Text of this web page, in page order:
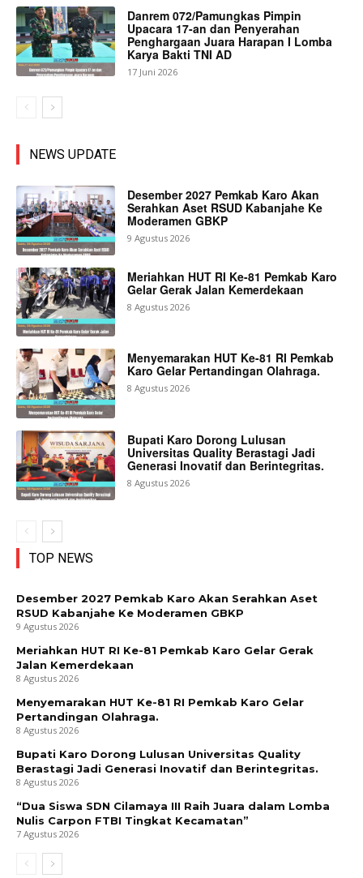
Danrem 072/Pamungkas Pimpin
Upacara 17-an dan Penyerahan
Penghargaan Juara Harapan I Lomba
Karya Bakti TNI AD
17 Juni 2026
NEWS UPDATE
Desember 2027 Pemkab Karo Akan
Serahkan Aset RSUD Kabanjahe Ke
Moderamen GBKP
9 Agustus 2026
Meriahkan HUT RI Ke-81 Pemkab Karo
Gelar Gerak Jalan Kemerdekaan
8 Agustus 2026
Menyemarakan HUT Ke-81 RI Pemkab
Karo Gelar Pertandingan Olahraga.
8 Agustus 2026
Bupati Karo Dorong Lulusan
Universitas Quality Berastagi Jadi
Generasi Inovatif dan Berintegritas.
8 Agustus 2026
TOP NEWS
Desember 2027 Pemkab Karo Akan Serahkan Aset
RSUD Kabanjahe Ke Moderamen GBKP
9 Agustus 2026
Meriahkan HUT RI Ke-81 Pemkab Karo Gelar Gerak
Jalan Kemerdekaan
8 Agustus 2026
Menyemarakan HUT Ke-81 RI Pemkab Karo Gelar
Pertandingan Olahraga.
8 Agustus 2026
Bupati Karo Dorong Lulusan Universitas Quality
Berastagi Jadi Generasi Inovatif dan Berintegritas.
8 Agustus 2026
“Dua Siswa SDN Cilamaya III Raih Juara dalam Lomba
Nulis Carpon FTBI Tingkat Kecamatan”
7 Agustus 2026